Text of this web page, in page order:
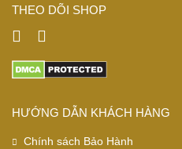
THEO DÕI SHOP
HƯỚNG DẪN KHÁCH HÀNG
Chính sách Bảo Hành